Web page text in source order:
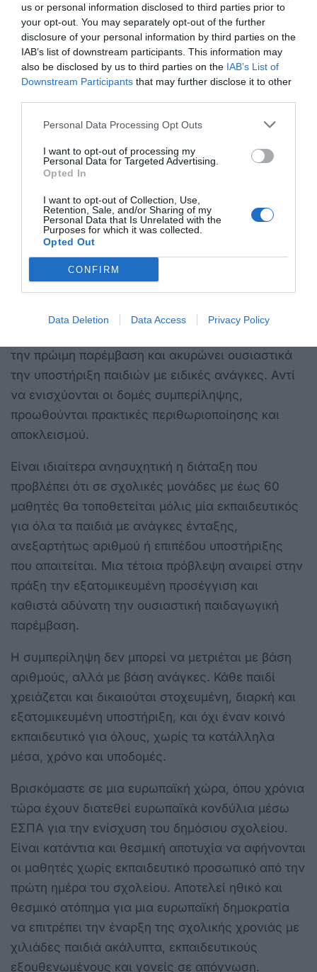
us or personal information disclosed to third parties prior to
your opt-out. You may separately opt-out of the further
disclosure of your personal information by third parties on the
IAB’s list of downstream participants. This information may
also be disclosed by us to third parties on the IAB’s List of
Downstream Participants that may further disclose it to other
Personal Data Processing Opt Outs
I want to opt-out of processing my
Personal Data for Targeted Advertising.
Opted In
I want to opt-out of Collection, Use,
Retention, Sale, and/or Sharing of my
Personal Data that Is Unrelated with the
Purposes for which it was collected.
Opted Out
CONFIRM
Data Deletion Data Access Privacy Policy
και με τη δυνατότητα αξιοποίησης κονδυλίων
ΕΣΠΑ που έχουν προβλεφθεί για τον σκοπό αυτό.
Το αποτέλεσμα είναι πως οι γονείς, σε μια
εξαιρετικά δυσμενή οικονομική συγκυρία,
αναγκάζονται να στραφούν είτε σε ιδιωτική
Παράλληλη Στήριξη είτε σε νομικές οδούς,
ψυχολογικό βάρος, για να εξασφαλίσουν το
αυτονόητο: μια δωρεάν, δημόσια και ισότιμη
εκπαίδευση για τα παιδιά τους.
Ανησυχία για τις αλλαγές στα Τμήματα
Ένταξης
Ο νέος νόμος που αφορά τα Τμήματα Ένταξης,
την πρώιμη παρέμβαση και ακυρώνει ουσιαστικά
την υποστήριξη παιδιών με ειδικές ανάγκες. Αντί
να ενισχύονται οι δομές συμπερίληψης,
προωθούνται πρακτικές περιθωριοποίησης και
αποκλεισμού.
Είναι ιδιαίτερα ανησυχητική η διάταξη που
προβλέπει ότι σε σχολικές μονάδες με έως 60
μαθητές θα τοποθετείται μόλις μία εκπαιδευτικός
για όλα τα παιδιά με ανάγκες ένταξης,
ανεξαρτήτως αριθμού ή επιπέδου υποστήριξης
που απαιτείται. Μια τέτοια πρόβλεψη αναιρεί στην
πράξη την εξατομικευμένη προσέγγιση και
καθιστά αδύνατη την ουσιαστική παιδαγωγική
παρέμβαση.
Η συμπερίληψη δεν μπορεί να μετριέται με βάση
αριθμούς, αλλά με βάση ανάγκες. Κάθε παιδί
χρειάζεται και δικαιούται στοχευμένη, διαρκή και
εξατομικευμένη υποστήριξη, και όχι έναν κοινό
εκπαιδευτικό για όλους, χωρίς τα κατάλληλα
μέσα, χρόνο και υποδομές.
Βρισκόμαστε σε μια ευρωπαϊκή χώρα, όπου χρόνια
τώρα έχουν διατεθεί ευρωπαϊκά κονδύλια μέσω
ΕΣΠΑ για την ενίσχυση του δημόσιου σχολείου.
Είναι κατάντια και θεσμική αποτυχία να αφήνονται
οι μαθητές χωρίς εκπαιδευτικό προσωπικό από την
πρώτη ημέρα του σχολείου. Αποτελεί ηθικό και
θεσμικό ατόπημα για μια ευρωπαϊκή δημοκρατία
να επιτρέπει την έναρξη της σχολικής χρονιάς με
χιλιάδες παιδιά ακάλυπτα, εκπαιδευτικούς
εξουθενωμένους και γονείς σε απόγνωση.